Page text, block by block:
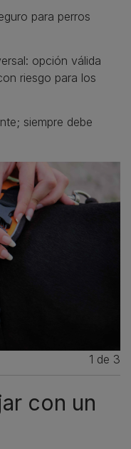
para perros
opción válida
riesgo para los
siempre debe
1 de 3
con un